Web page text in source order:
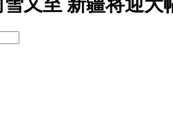
又至 新疆将迎大